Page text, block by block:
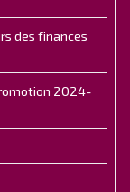
des finances
2024-